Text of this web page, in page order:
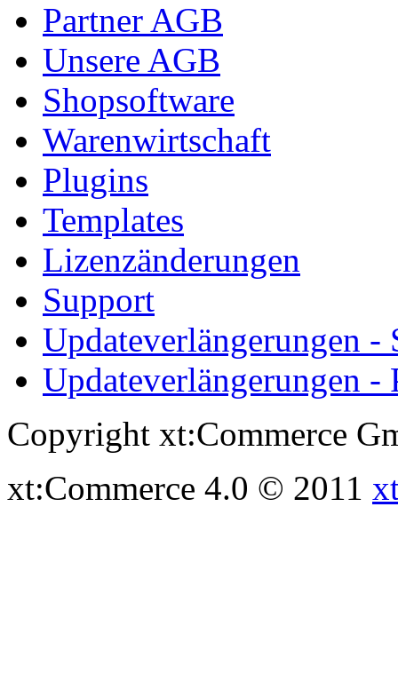
Partner AGB
Unsere AGB
Shopsoftware
Warenwirtschaft
Plugins
Templates
Lizenzänderungen
Support
Updateverlängerungen -
Updateverlängerungen -
Copyright xt:Commerce
xt:Commerce 4.0 © 2011